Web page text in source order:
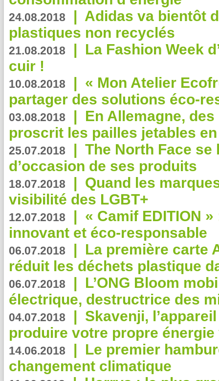
24.08.2018 | Adidas va bientôt
plastiques non recyclés
21.08.2018 | La Fashion Week
cuir !
10.08.2018 | « Mon Atelier
partager des solutions éco-
03.08.2018 | En Allemagne,
proscrit les pailles jetables
25.07.2018 | The North Face se
d’occasion de ses produits
18.07.2018 | Quand les
visibilité des LGBT+
12.07.2018 | « Camif EDITION
innovant et éco-responsable
06.07.2018 | La première carte
réduit les déchets plastique
06.07.2018 | L’ONG Bloom
électrique, destructrice des
04.07.2018 | Skavenji,
produire votre propre
14.06.2018 | Le premier
changement climatique